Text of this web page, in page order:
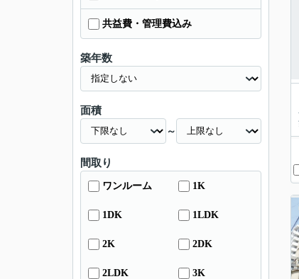
共益費・管理費込み
築年数
面積
～
間取り
ワンルーム 1K
1DK 1LDK
2K 2DK
2LDK 3K